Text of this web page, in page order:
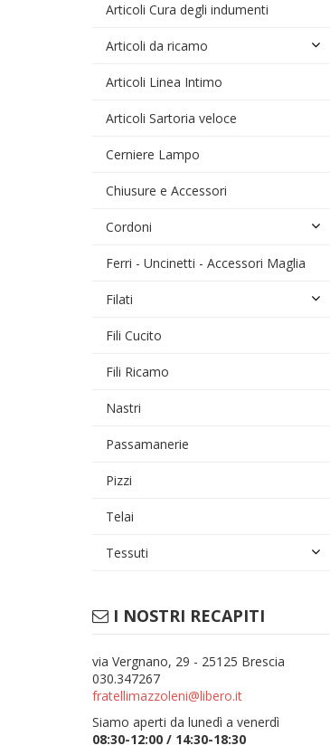
Articoli Cura degli indumenti
Articoli da ricamo
Articoli Linea Intimo
Articoli Sartoria veloce
Cerniere Lampo
Chiusure e Accessori
Cordoni
Ferri - Uncinetti - Accessori Maglia
Filati
Fili Cucito
Fili Ricamo
Nastri
Passamanerie
Pizzi
Telai
Tessuti
I NOSTRI RECAPITI
via Vergnano, 29 - 25125 Brescia
030.347267
fratellimazzoleni@libero.it
Siamo aperti da lunedì a venerdì
08:30-12:00 / 14:30-18:30